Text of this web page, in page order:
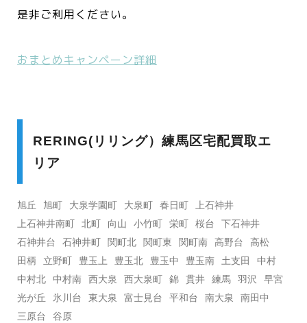
是非ご利用ください。
おまとめキャンペーン詳細
RERING(リリング）練馬区宅配買取エ
リア
旭丘 旭町 大泉学園町 大泉町 春日町
上石神井
上石神井南町
北町 向山 小竹町 栄町 桜台
下石神井
石神井台
石神井町 関町北 関町東 関町南 高野台
高松
田柄
立野町 豊玉上 豊玉北 豊玉中 豊玉南 土支田
中村
中村北
中村南 西大泉 西大泉町 錦 貫井 練馬 羽沢
早宮
光が丘
氷川台 東大泉 富士見台 平和台 南大泉
南田中
三原台
谷原